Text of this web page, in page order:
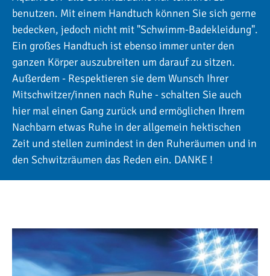
benutzen. Mit einem Handtuch können Sie sich gerne
bedecken, jedoch nicht mit "Schwimm-Badekleidung".
Ein großes Handtuch ist ebenso immer unter den
ganzen Körper auszubreiten um darauf zu sitzen.
Außerdem - Respektieren sie dem Wunsch Ihrer
Mitschwitzer/innen nach Ruhe - schalten Sie auch
hier mal einen Gang zurück und ermöglichen Ihrem
Nachbarn etwas Ruhe in der allgemein hektischen
Zeit und stellen zumindest in den Ruheräumen und in
den Schwitzräumen das Reden ein. DANKE !